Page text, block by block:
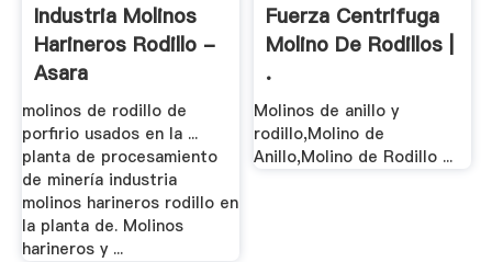
Industria Molinos
Harineros Rodillo -
Asara
molinos de rodillo de
porfirio usados en la ...
planta de procesamiento
de minería industria
molinos harineros rodillo en
la planta de. Molinos
harineros y ...
Fuerza Centrifuga
Molino De Rodillos |
.
Molinos de anillo y
rodillo,Molino de
Anillo,Molino de Rodillo ...